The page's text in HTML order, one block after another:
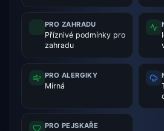
PRO ZAHRADU
Příznivé podmínky pro
zahradu
PRO ALERGIKY
Mírná
PRO PEJSKAŘE